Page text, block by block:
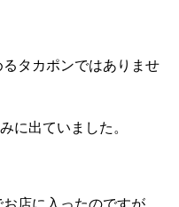
タカポンではありませ
に出ていました。
店に入ったのですが